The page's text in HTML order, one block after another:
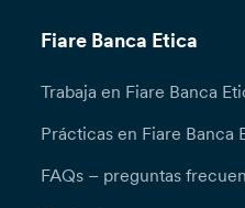
Fiare Banca Etica
Trabaja en Fiare Banca
Prácticas en Fiare Banca
FAQs – preguntas